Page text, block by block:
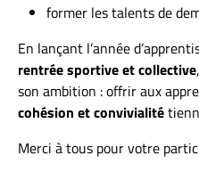
former les talents de
En lançant l’année
rentrée sportive et collective
son ambition : offrir aux
cohésion et convivialité
Merci à tous pour votre